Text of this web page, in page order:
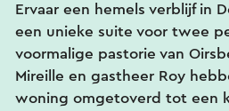
Ervaar een hemels verblijf in
een unieke suite voor twee
voormalige pastorie van
Mireille en gastheer Roy
woning omgetoverd tot een